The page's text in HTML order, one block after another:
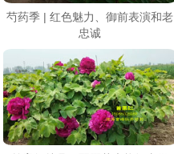
芍药季 | 红色魅力、御前表演和老
忠诚